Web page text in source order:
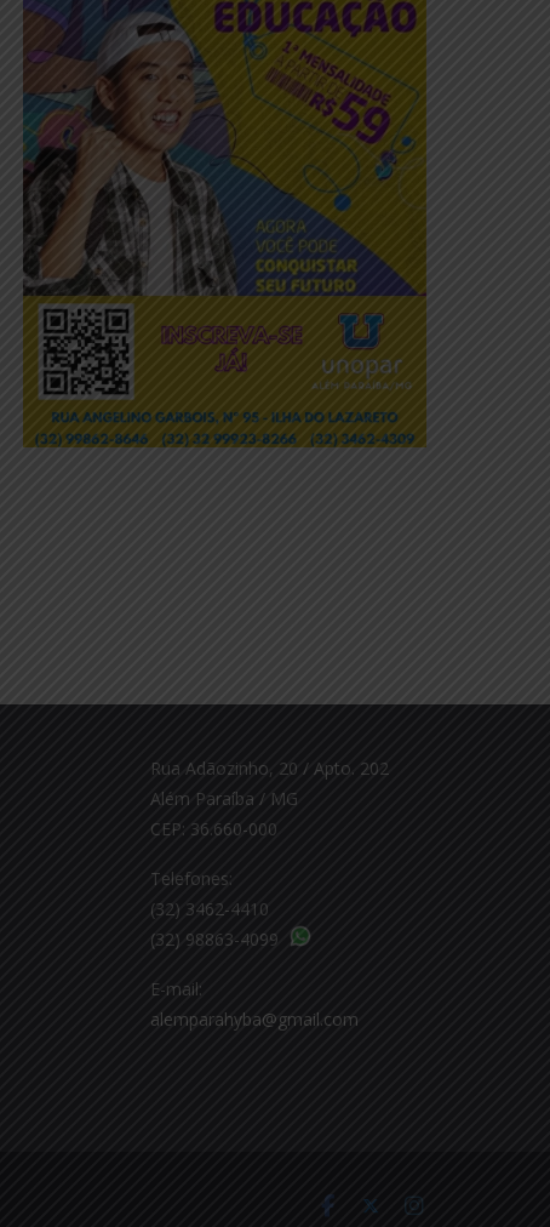
Rua Adãozinho, 20 / Apto. 202
Além Paraíba / MG
CEP: 36.660-000
Telefones:
(32) 3462-4410
(32) 98863-4099
E-mail:
alemparahyba@gmail.com